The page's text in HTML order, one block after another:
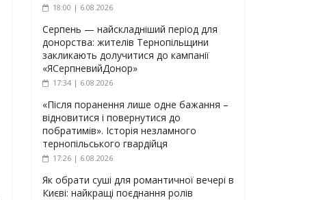
18:00 | 6.08.2026
Серпень — найскладніший період для
донорства: жителів Тернопільщини
закликають долучитися до кампанії
«ЯСерпневийДонор»
17:34 | 6.08.2026
«Після поранення лише одне бажання –
відновитися і повернутися до
побратимів». Історія незламного
тернопільського гвардійця
17:26 | 6.08.2026
Як обрати суші для романтичної вечері в
Києві: найкращі поєднання ролів